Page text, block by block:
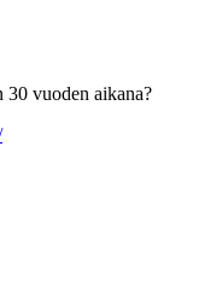
30 vuoden aikana?